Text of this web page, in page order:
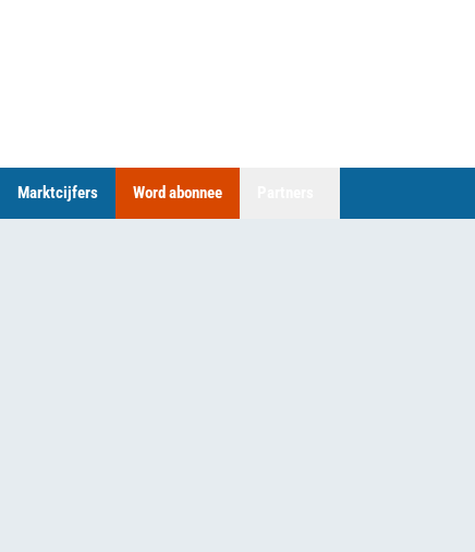
Marktcijfers Word abonnee